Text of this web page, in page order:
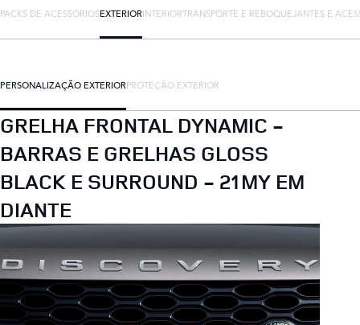
PACKS DE ACESSÓRIOSEXTERIORINTERIORTRANSPORTE E REBOQUEJANTES E
PERSONALIZAÇÃO EXTERIORPROTEÇÃO EXTERIOR
GRELHA FRONTAL DYNAMIC -
BARRAS E GRELHAS GLOSS
BLACK E SURROUND - 21MY EM
DIANTE